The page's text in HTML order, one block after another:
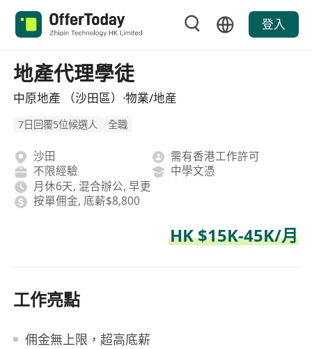
登入
地產代理學徒
中原地產 （沙田區）·物業/地産
7日回覆5位候選人 全職
沙田
需有香港工作許可
不限經驗
中學文憑
月休6天, 混合辦公, 早更
按單佣金, 底薪$8,800
HK $15K-45K/月
工作亮點
佣金無上限，超高底薪